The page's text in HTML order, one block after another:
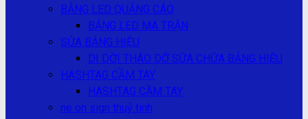
BẢNG LED QUẢNG CÁO
BẢNG LED MA TRẬN
SỬA BẢNG HIỆU
DI DỜI THÁO DỠ SỮA CHỮA BẢNG HIỆU
HASHTAG CẦM TAY
HASHTAG CẦM TAY
ne on sign thuỷ tinh